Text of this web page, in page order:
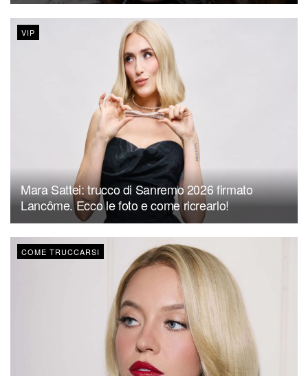
VIP
Mara Sattei: trucco di Sanremo 2026 firmato
Lancôme. Ecco le foto e come ricrearlo!
COME TRUCCARSI